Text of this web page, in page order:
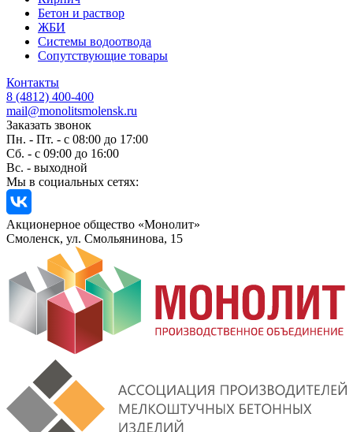
Бетон и раствор
ЖБИ
Системы водоотвода
Сопутствующие товары
Контакты
8 (4812) 400-400
mail@monolitsmolensk.ru
Заказать звонок
Пн. - Пт. - с 08:00 до 17:00
Сб. - с 09:00 до 16:00
Вс. - выходной
Мы в социальных сетях:
Акционерное общество «Монолит»
Смоленск, ул. Смольянинова, 15